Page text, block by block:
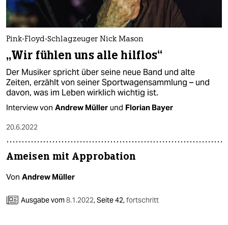
Pink-Floyd-Schlagzeuger Nick Mason
„Wir fühlen uns alle hilflos“
Der Musiker spricht über seine neue Band und alte
Zeiten, erzählt von seiner Sportwagensammlung – und
davon, was im Leben wirklich wichtig ist.
Interview von Andrew Müller und Florian Bayer
20.6.2022
Ameisen mit Appro­bation
Von Andrew Müller
Ausgabe vom8.1.2022,Seite 42,fortschritt